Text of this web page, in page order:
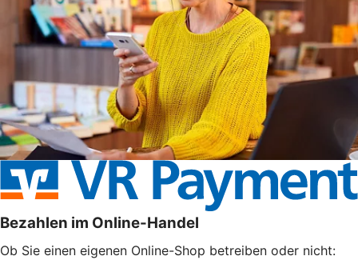
Bezahlen im Online-Handel
Ob Sie einen eigenen Online-Shop betreiben oder nicht: